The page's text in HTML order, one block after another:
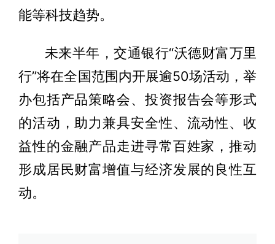
能等科技趋势。
未来半年，交通银行“沃德财富万里
行”将在全国范围内开展逾50场活动，举
办包括产品策略会、投资报告会等形式
的活动，助力兼具安全性、流动性、收
益性的金融产品走进寻常百姓家，推动
形成居民财富增值与经济发展的良性互
动。